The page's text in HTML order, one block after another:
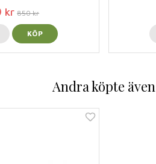
kr 850 kr
KÖP
Andra köpte även